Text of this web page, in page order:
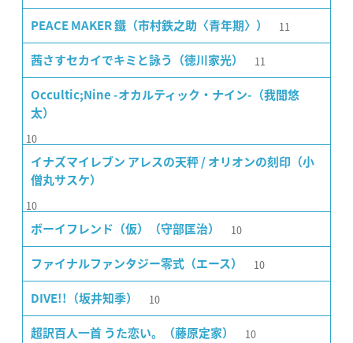
PEACE MAKER 鐵（市村鉄之助〈青年期〉） 11
茜さすセカイでキミと詠う（徳川家光） 11
Occultic;Nine -オカルティック・ナイン-（我聞悠
太）
10
イナズマイレブン アレスの天秤 / オリオンの刻印（小
僧丸サスケ）
10
ボーイフレンド（仮）（守部匡治） 10
ファイナルファンタジー零式（エース） 10
DIVE!!（坂井知季） 10
超訳百人一首 うた恋い。（藤原定家） 10